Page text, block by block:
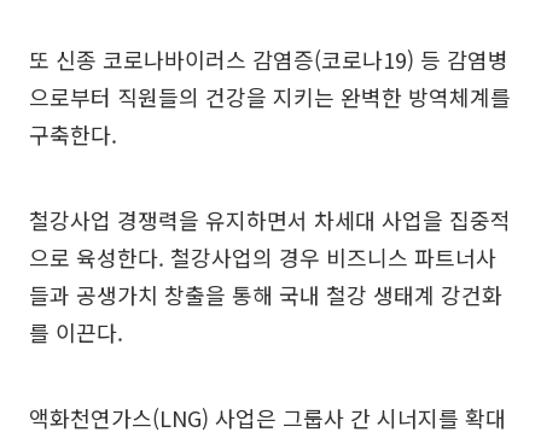
또 신종 코로나바이러스 감염증(코로나19) 등 감염병
으로부터 직원들의 건강을 지키는 완벽한 방역체계를
구축한다.
철강사업 경쟁력을 유지하면서 차세대 사업을 집중적
으로 육성한다. 철강사업의 경우 비즈니스 파트너사
들과 공생가치 창출을 통해 국내 철강 생태계 강건화
를 이끈다.
액화천연가스(LNG) 사업은 그룹사 간 시너지를 확대